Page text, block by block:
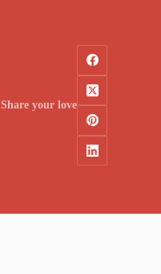
Share your love